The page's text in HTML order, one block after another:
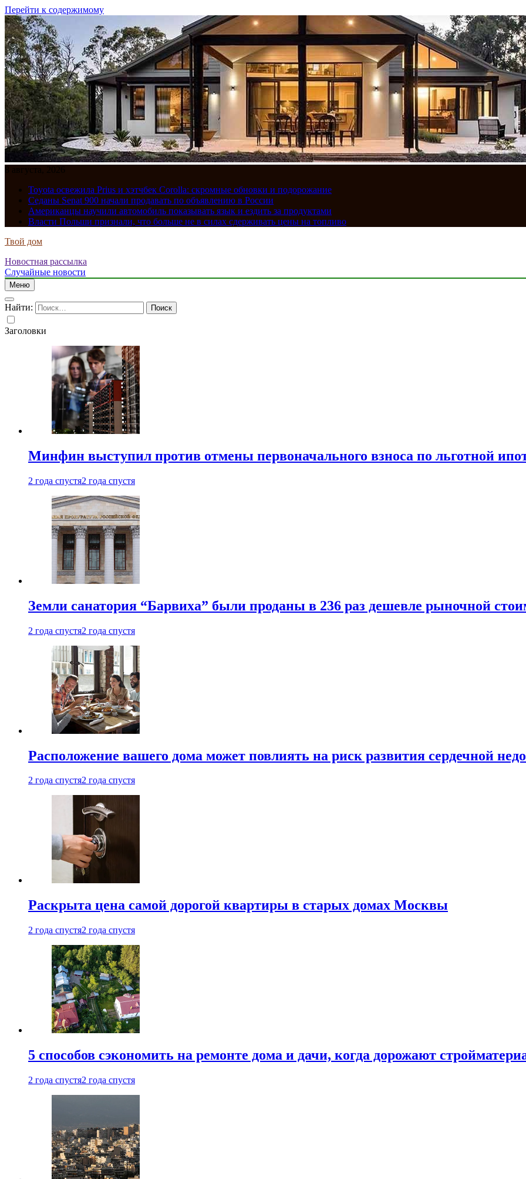
Перейти к содержимому
8 августа, 2026
Toyota освежила Prius и хэтчбек Corolla: скромные обновки и подорожание
Седаны Senat 900 начали продавать по объявлению в России
Американцы научили автомобиль показывать язык и ездить за продуктами
Власти Польши признали, что больше не в силах сдерживать цены на топливо
Твой дом
Новостная рассылка
Случайные новости
Меню
Найти:
Заголовки
Минфин выступил против отмены первоначального взноса по льготной
2 года спустя2 года спустя
Земли санатория “Барвиха” были проданы в 236 раз дешевле рыночной
2 года спустя2 года спустя
Расположение вашего дома может повлиять на риск развития сердечной
2 года спустя2 года спустя
Раскрыта цена самой дорогой квартиры в старых домах Москвы
2 года спустя2 года спустя
5 способов сэкономить на ремонте дома и дачи, когда дорожают
2 года спустя2 года спустя